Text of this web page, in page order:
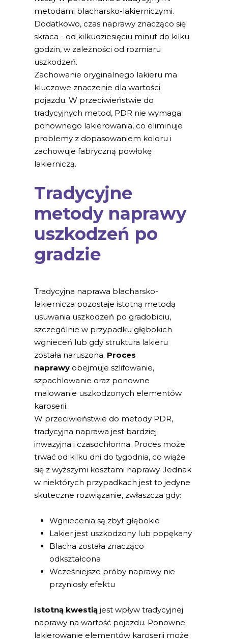
metodami blacharsko-lakierniczymi.
Dodatkowo, czas naprawy znacząco się
skraca - od kilkudziesięciu minut do kilku
godzin, w zależności od rozmiaru
uszkodzeń.
Zachowanie oryginalnego lakieru ma
kluczowe znaczenie dla wartości
pojazdu. W przeciwieństwie do
tradycyjnych metod, PDR nie wymaga
ponownego lakierowania, co eliminuje
problemy z dopasowaniem koloru i
zachowuje fabryczną powłokę
lakierniczą.
Tradycyjne
metody naprawy
uszkodzeń po
gradzie
Tradycyjna naprawa blacharsko-
lakiernicza pozostaje istotną metodą
usuwania uszkodzeń po gradobiciu,
szczególnie w przypadku głębokich
wgnieceń lub gdy struktura lakieru
została naruszona. Proces
naprawy obejmuje szlifowanie,
szpachlowanie oraz ponowne
malowanie uszkodzonych elementów
karoserii.
W przeciwieństwie do metody PDR,
tradycyjna naprawa jest bardziej
inwazyjna i czasochłonna. Proces może
trwać od kilku dni do tygodnia, co wiąże
się z wyższymi kosztami naprawy. Jednak
w niektórych przypadkach jest to jedyne
skuteczne rozwiązanie, zwłaszcza gdy:
Wgniecenia są zbyt głębokie
Lakier jest uszkodzony lub popękany
Blacha została znacząco
odkształcona
Wcześniejsze próby naprawy nie
przyniosły efektu
Istotną kwestią jest wpływ tradycyjnej
naprawy na wartość pojazdu. Ponowne
lakierowanie elementów karoserii może